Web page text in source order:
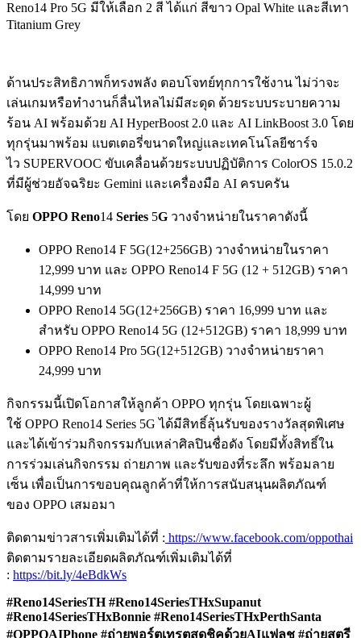
Reno14 Pro 5G มีให้เลือก 2 สี ได้แก่ สีขาว Opal White และสีเทา
Titanium Grey
ด้านประสิทธิภาพก็ทรงพลัง ตอบโจทย์ทุกการใช้งาน ไม่ว่าจะ
เล่นเกมหรือทำงานก็ลื่นไหลไม่มีสะดุด ด้วยระบบระบายความ
ร้อน AI พร้อมด้วย AI HyperBoost 2.0 และ AI LinkBoost 3.0 โดย
ทุกรุ่นมาพร้อม แบตเตอรี่ขนาดใหญ่และเทคโนโลยีชาร์จ
ไว SUPERVOOC ขับเคลื่อนด้วยระบบปฏิบัติการ ColorOS 15.0.2
ที่มีผู้ช่วยอัจฉริยะ Gemini และเครื่องมือ AI ครบครัน
โดย OPPO Reno14 Series 5G วางจำหน่ายในราคาดังนี้
OPPO Reno14 F 5G(12+256GB) วางจำหน่ายในราคา
12,999 บาท และ OPPO Reno14 F 5G (12 + 512GB) ราคา
14,999 บาท
OPPO Reno14 5G(12+256GB) ราคา 16,999 บาท และ
สำหรับ OPPO Reno14 5G (12+512GB) ราคา 18,999 บาท
OPPO Reno14 Pro 5G(12+512GB) วางจำหน่ายราคา
24,999 บาท
กิจกรรมนี้เปิดโอกาสให้ลูกค้า OPPO ทุกรุ่น โดยเฉพาะผู้
ใช้ OPPO Reno14 Series 5G ได้มีสิทธิ์ลุ้นรับของรางวัลสุดพิเศษ
และได้เข้าร่วมกิจกรรมกับเหล่าศิลปินชื่อดัง โดยมีทั้งสิทธิ์ใน
การร่วมเล่นกิจกรรม ถ่ายภาพ และรับของที่ระลึก พร้อมลาย
เซ็น เพื่อเป็นการขอบคุณลูกค้าที่ให้การสนับสนุนผลิตภัณฑ์
ของ OPPO เสมอมา
ติดตามข่าวสารเพิ่มเติมได้ที่ : https://www.facebook.com/oppothai
ติดตามรายละเอียดผลิตภัณฑ์เพิ่มเติมได้ที่
: https://bit.ly/4eBdkWs
#Reno14SeriesTH #Reno14SeriesTHxSupanut
#Reno14SeriesTHxBonnie #Reno14SeriesTHxPerthSanta
#OPPOAIPhone #ถ่ายพอร์ตเทรตสุดชิคด้วยAIแฟลช #ถ่ายสตรี